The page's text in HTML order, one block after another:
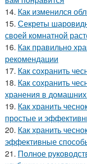
14. Как изменился
15. Секреты
своей комнатной
16. Как правильно
рекомендации
17. Как сохранить
18. Как сохранить
хранения в
19. Как хранить
простые и
20. Как хранить
эффективные
21. Полное